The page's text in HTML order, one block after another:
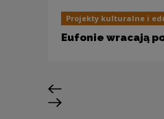
Projekty kulturalne i
Eufonie wracają
Previous slide
Next slide